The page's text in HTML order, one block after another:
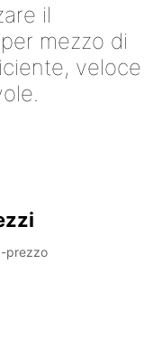
il
mezzo di
veloce
prezzo